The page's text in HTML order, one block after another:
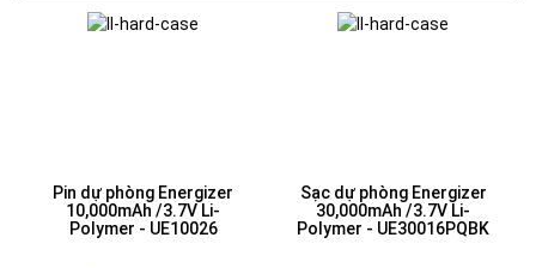
Pin dự phòng Energizer
10,000mAh /3.7V Li-
Polymer - UE10026
Sạc dự phòng Energizer
30,000mAh /3.7V Li-
Polymer - UE30016PQBK